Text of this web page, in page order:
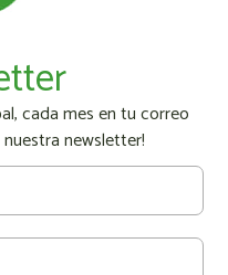
cada mes en tu correo
newsletter!